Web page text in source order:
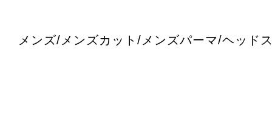
メンズ/メンズカット/メンズパーマ/ヘッド